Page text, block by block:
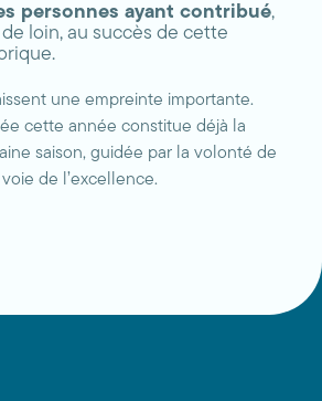
personnes ayant contribué,
loin, au succès de cette
une empreinte importante.
cette année constitue déjà la
saison, guidée par la volonté de
de l’excellence.